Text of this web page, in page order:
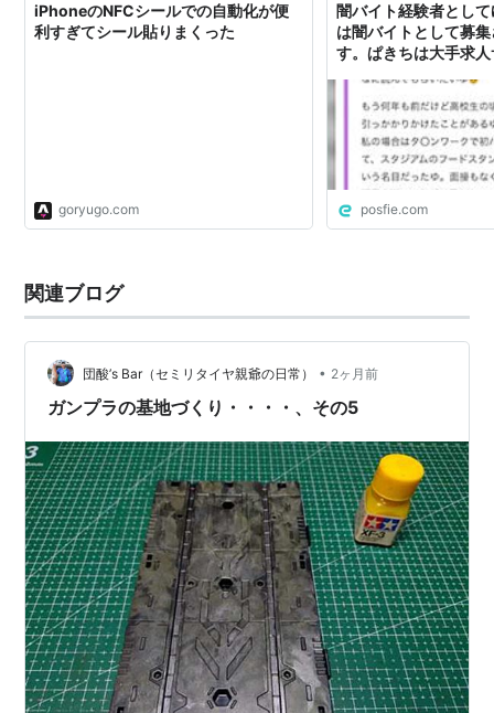
iPhoneのNFCシールでの自動化が便
利すぎてシール貼りまくった
goryugo.com
闇バイト経験者とし
は闇バイトとして募
す。ぱきちは大手求
ってきてね🥹口座を
てキャッシュカード
た🥹
posfie.com
関連ブログ
団酸’s Bar（セミリタイヤ親爺の日常） • 2ヶ月前
ガンプラの基地づくり・・・・、その5